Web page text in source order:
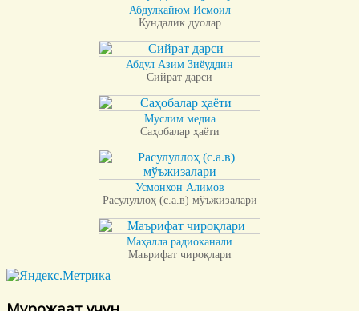
Абдулқайюм Исмоил
Кундалик дуолар
Абдул Азим Зиёуддин
Сийрат дарси
Муслим медиа
Саҳобалар ҳаёти
Усмонхон Алимов
Расулуллоҳ (с.а.в) мўъжизалари
Маҳалла радиоканали
Маърифат чироқлари